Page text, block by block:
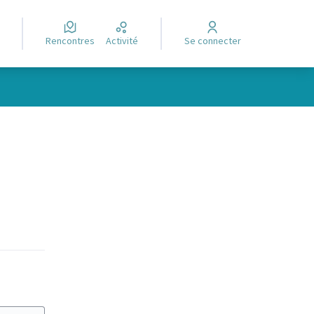
Rencontres Activité Se connecter